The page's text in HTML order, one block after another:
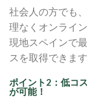
社会人の方でも
理なくオンライ
現地スペインで
スを取得できます
ポイント2：低コ
が可能！